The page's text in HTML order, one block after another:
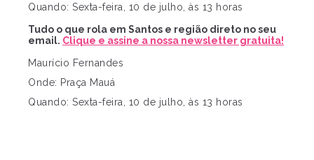
Quando: Sexta-feira, 10 de julho, às 13 horas
Tudo o que rola em Santos e região direto no seu
email. Clique e assine a nossa newsletter gratuita!
Maurício Fernandes
Onde: Praça Mauá
Quando: Sexta-feira, 10 de julho, às 13 horas